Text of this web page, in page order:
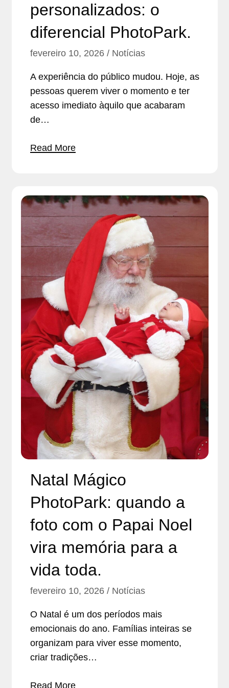
personalizados: o
diferencial PhotoPark.
fevereiro 10, 2026 Notícias
A experiência do público mudou. Hoje, as
pessoas querem viver o momento e ter
acesso imediato àquilo que acabaram
de…
Read More
Natal Mágico
PhotoPark: quando a
foto com o Papai Noel
vira memória para a
vida toda.
fevereiro 10, 2026 Notícias
O Natal é um dos períodos mais
emocionais do ano. Famílias inteiras se
organizam para viver esse momento,
criar tradições…
Read More